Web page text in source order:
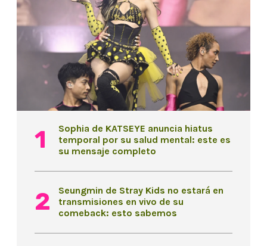
Sophia de KATSEYE anuncia hiatus
temporal por su salud mental: este es
su mensaje completo
Seungmin de Stray Kids no estará en
transmisiones en vivo de su
comeback: esto sabemos